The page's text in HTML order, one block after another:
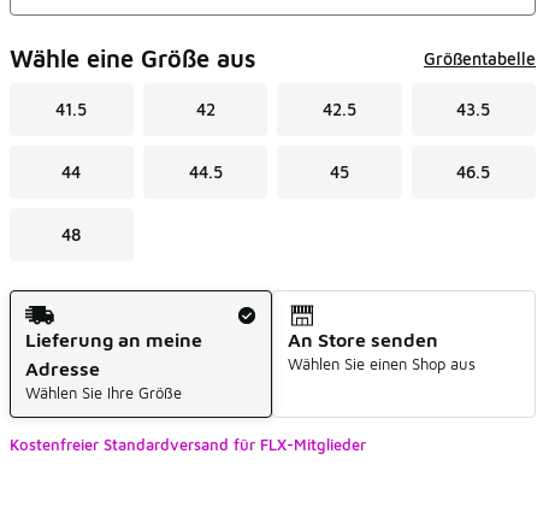
Wähle eine Größe aus Größentabelle
41.5 42 42.5 43.5
44 44.5 45 46.5
48
Versandart
Lieferung an meine
Adresse
Wählen Sie Ihre Größe
An Store senden
Wählen Sie einen Shop aus
Kostenfreier Standardversand für FLX-Mitglieder